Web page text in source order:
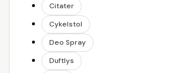
Citater
Cykelstol
Deo Spray
Duftlys